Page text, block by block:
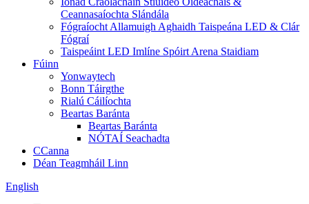
Ceannasaíochta Slándála
Fógraíocht Allamuigh Aghaidh Taispeána LED & Clár
Fógraí
Taispeáint LED Imlíne Spóirt Arena Staidiam
Fúinn
Yonwaytech
Bonn Táirgthe
Rialú Cáilíochta
Beartas Baránta
Beartas Baránta
NÓTAÍ Seachadta
CCanna
Déan Teagmháil Linn
English